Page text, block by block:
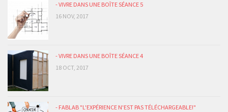
- VIVRE DANS UNE BOÎTE SÉANCE 5
16 NOV, 2017
- VIVRE DANS UNE BOÎTE SÉANCE 4
18 OCT, 2017
- FABLAB "L'EXPÉRIENCE N'EST PAS TÉLÉCHARGEABLE!"